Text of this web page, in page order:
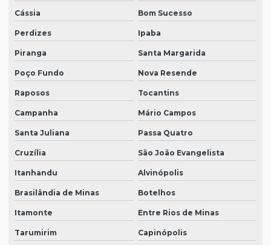
Cássia Bom Sucesso
Perdizes Ipaba
Piranga Santa Margarida
Poço Fundo Nova Resende
Raposos Tocantins
Campanha Mário Campos
Santa Juliana Passa Quatro
Cruzília São João Evangelista
Itanhandu Alvinópolis
Brasilândia de Minas Botelhos
Itamonte Entre Rios de Minas
Tarumirim Capinópolis